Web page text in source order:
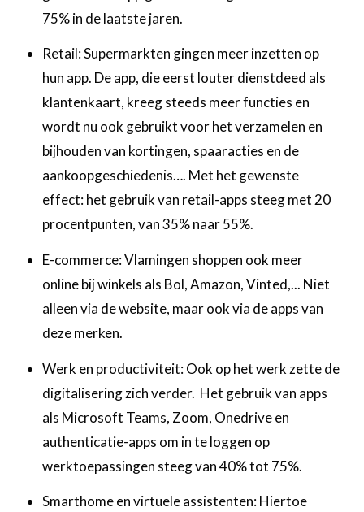
75% in de laatste jaren.
‍Retail: Supermarkten gingen meer inzetten op
hun app. De app, die eerst louter dienstdeed als
klantenkaart, kreeg steeds meer functies en
wordt nu ook gebruikt voor het verzamelen en
bijhouden van kortingen, spaaracties en de
aankoopgeschiedenis…. Met het gewenste
effect: het gebruik van retail-apps steeg met 20
procentpunten, van 35% naar 55%. ‍
E-commerce: Vlamingen shoppen ook meer
online bij winkels als Bol, Amazon, Vinted,... Niet
alleen via de website, maar ook via de apps van
deze merken.‍
Werk en productiviteit: Ook op het werk zette de
digitalisering zich verder. Het gebruik van apps
als Microsoft Teams, Zoom, Onedrive en
authenticatie-apps om in te loggen op
werktoepassingen steeg van 40% tot 75%. ‍
Smarthome en virtuele assistenten: Hiertoe